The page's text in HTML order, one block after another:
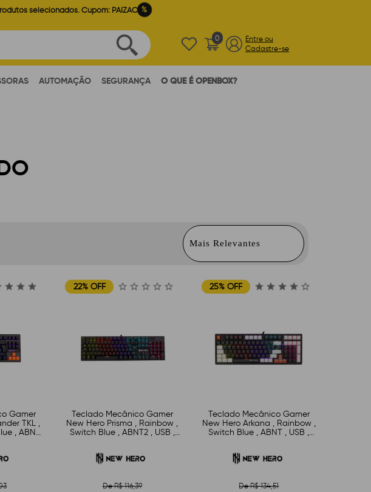
selecionados. Cupom: PAIZAO %
0
Entre ou
Cadastre-se
AUTOMAÇÃO SEGURANÇA O QUE É OPENBOX?
Gamer
TKL ,
, ABNT ,
22% OFF
Teclado Mecânico Gamer
New Hero Prisma , Rainbow ,
Switch Blue , ABNT2 , USB ,
De R$ 116,39
25% OFF
Teclado Mecânico Gamer
New Hero Arkana , Rainbow ,
Switch Blue , ABNT , USB ,
De R$ 134,51